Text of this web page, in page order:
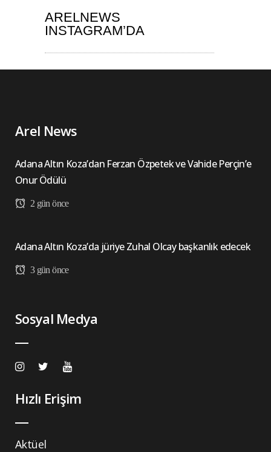
ARELNEWS
INSTAGRAM’DA
Arel News
Adana Altın Koza’dan Ferzan Özpetek ve Vahide Perçin’e
Onur Ödülü
2 gün önce
Adana Altın Koza’da jüriye Zuhal Olcay başkanlık edecek
3 gün önce
Sosyal Medya
Hızlı Erişim
Aktüel